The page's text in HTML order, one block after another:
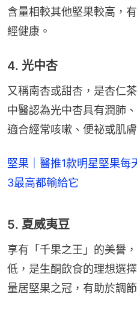
含量相較其他堅果較高，
經健康。
4. 光中杏
又稱南杏或甜杏，是杏仁
中醫認為光中杏具有潤肺
適合經常咳嗽、便祕或肌
堅果｜醫推1款明星堅果
3最高都輸給它
5. 夏威夷豆
享有「千果之王」的美譽
低，是生酮飲食的理想選
量居堅果之冠，有助於調